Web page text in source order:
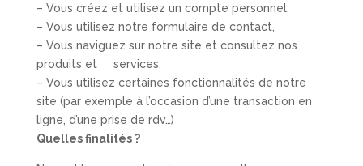
– Vous créez et utilisez un compte personnel,
– Vous utilisez notre formulaire de contact,
– Vous naviguez sur notre site et consultez nos
produits et services.
– Vous utilisez certaines fonctionnalités de notre
site (par exemple à l’occasion d’une transaction en
ligne, d’une prise de rdv…)
Quelles finalités ?